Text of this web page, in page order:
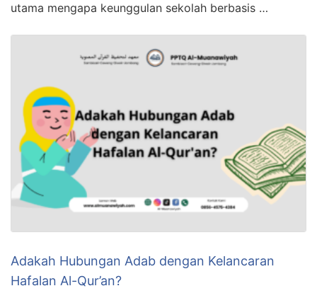
utama mengapa keunggulan sekolah berbasis …
Adakah Hubungan Adab dengan Kelancaran
Hafalan Al-Qur’an?